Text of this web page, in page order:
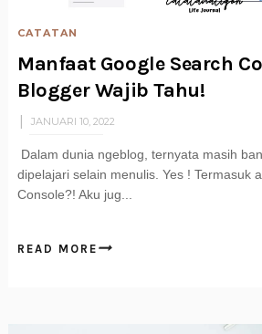
CATATAN
Manfaat Google Search
Blogger Wajib Tahu!
JANUARI 10, 2022
Dalam dunia ngeblog, ternyata masih
dipelajari selain menulis. Yes ! Termasuk
Console?! Aku jug...
READ MORE